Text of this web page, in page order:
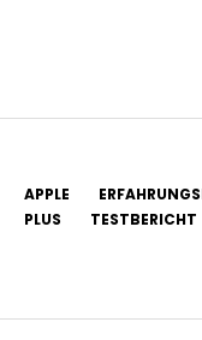
APPLE
PLUS
TESTBERICHT